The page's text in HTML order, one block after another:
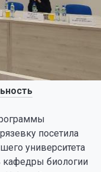
посетила
университета
кафедры биологии